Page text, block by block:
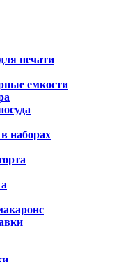
печати
емкости
наборах